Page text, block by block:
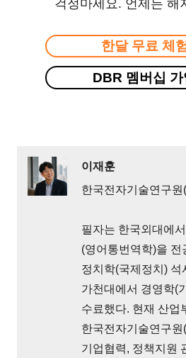
걱정마세요. 언제든 해
한달 무료 체
DBR 멤버십 가
이재훈
한국전자기술연구원
필자는 한국외대에
(영어통번역학)을 전
정치학(국제정치) 석
가천대에서 경영학(
수료했다. 현재 산업
한국전자기술연구원
기업협력, 정책지원